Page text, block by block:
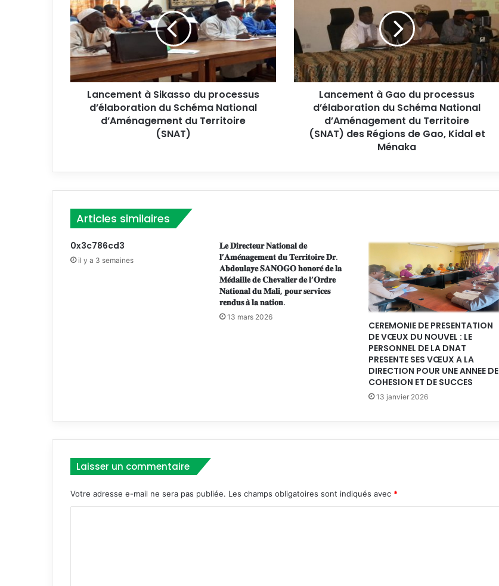
n
c
e
m
e
t
d
r
o
c
r
i
d
u
Lancement à Sikasso du processus
d’élaboration du Schéma National
d’Aménagement du Territoire
(SNAT)
e
m
e
n
t
o
s
u
s
d
’
o
h
é
Lancement à Gao du processus
d’élaboration du Schéma National
d’Aménagement du Territoire
(SNAT) des Régions de Gao, Kidal et
Ménaka
Articles similaires
0x3c786cd3
il y a 3 semaines
𝐋𝐞 𝐃𝐢𝐫𝐞𝐜𝐭𝐞𝐮𝐫 𝐍𝐚𝐭𝐢𝐨𝐧𝐚𝐥 𝐝𝐞
𝐥’𝐀𝐦𝐞́𝐧𝐚𝐠𝐞𝐦𝐞𝐧𝐭 𝐝𝐮 𝐓𝐞𝐫𝐫𝐢𝐭𝐨𝐢𝐫𝐞 𝐃𝐫.
𝐀𝐛𝐝𝐨𝐮𝐥𝐚𝐲𝐞 𝐒𝐀𝐍𝐎𝐆𝐎 𝐡𝐨𝐧𝐨𝐫𝐞́ 𝐝𝐞 𝐥𝐚
𝐌𝐞́𝐝𝐚𝐢𝐥𝐥𝐞 𝐝𝐞 𝐂𝐡𝐞𝐯𝐚𝐥𝐢𝐞𝐫 𝐝𝐞 𝐥’𝐎𝐫𝐝𝐫𝐞
𝐍𝐚𝐭𝐢𝐨𝐧𝐚𝐥 𝐝𝐮 𝐌𝐚𝐥𝐢, 𝐩𝐨𝐮𝐫 𝐬𝐞𝐫𝐯𝐢𝐜𝐞𝐬
𝐫𝐞𝐧𝐝𝐮𝐬 𝐚̀ 𝐥𝐚 𝐧𝐚𝐭𝐢𝐨𝐧.
13 mars 2026
CEREMONIE DE PRESENTATION
DE VŒUX DU NOUVEL : LE
PERSONNEL DE LA DNAT
PRESENTE SES VŒUX A LA
DIRECTION POUR UNE ANNEE DE
COHESION ET DE SUCCES
13 janvier 2026
Laisser un commentaire
Votre adresse e-mail ne sera pas publiée. Les champs obligatoires sont indiqués avec *